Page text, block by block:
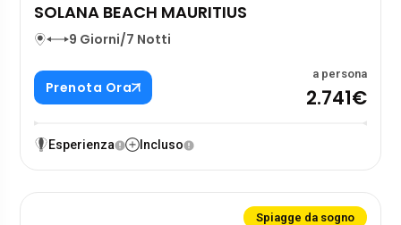
SOLANA BEACH MAURITIUS
9 Giorni/7 Notti
Prenota Ora
a persona
2.741€
Esperienza Incluso
Spiagge da sogno